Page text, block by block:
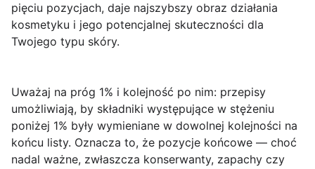
pięciu pozycjach, daje najszybszy obraz działania
kosmetyku i jego potencjalnej skuteczności dla
Twojego typu skóry.
Uważaj na próg 1% i kolejność po nim: przepisy
umożliwiają, by składniki występujące w stężeniu
poniżej 1% były wymieniane w dowolnej kolejności na
końcu listy. Oznacza to, że pozycje końcowe — choć
nadal ważne, zwłaszcza konserwanty, zapachy czy